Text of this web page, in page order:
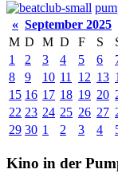
« September 2025
M D M D F S
1
2 3 4 5 6
8
9 10 11 12 13
15 16 17 18 19 20
22 23 24 25 26 27
29 30 1 2 3 4
Kino in der